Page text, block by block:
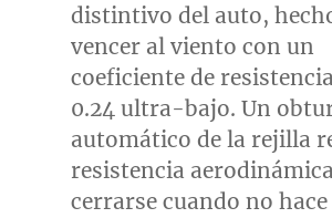
distintivo del auto,
vencer al viento con un
coeficiente de
0.24 ultra-bajo. Un
automático de la rejilla
resistencia
cerrarse cuando no